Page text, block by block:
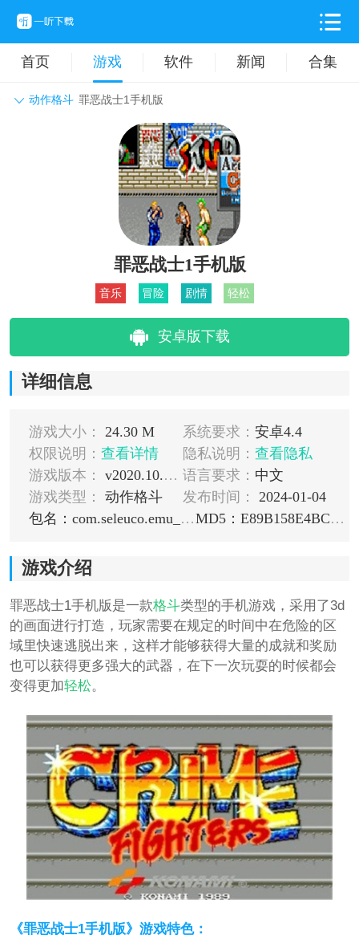
首页 游戏 软件 新闻 合集
动作格斗 罪恶战士1手机版
动作格斗 休闲益智
卡牌对战 音乐舞蹈
挂机养成
罪恶战士1手机版
音乐 冒险 剧情 轻松
安卓版下载
详细信息
游戏大小： 24.30 M 系统要求： 安卓4.4
权限说明： 查看详情 隐私说明： 查看隐私
游戏版本：
v2020.10.13.16 语言要求： 中文
游戏类型：
动作格斗 发布时间：
2024-01-04
包名：com.seleuco.emu_fba.crimfght
MD5：E89B158E4BCF988EBD09EB83F5378E87
游戏介绍
罪恶战士1手机版是一款格斗类型的手机游戏，采用了3d
的画面进行打造，玩家需要在规定的时间中在危险的区
域里快速逃脱出来，这样才能够获得大量的成就和奖励
也可以获得更多强大的武器，在下一次玩耍的时候都会
变得更加轻松。
《罪恶战士1手机版》游戏特色：